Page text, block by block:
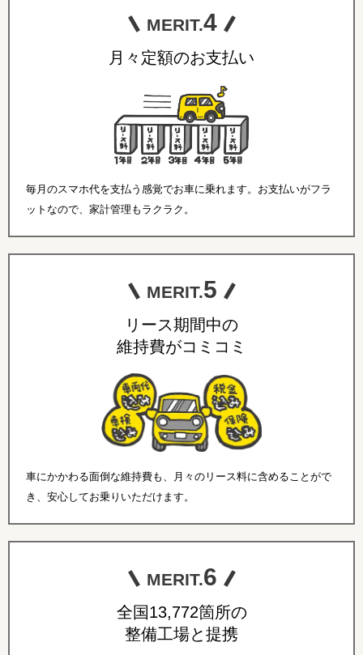
MERIT.4
月々定額のお支払い
毎月のスマホ代を支払う感覚でお車に乗れます。お支払いがフラ
ットなので、家計管理もラクラク。
MERIT.5
リース期間中の
維持費がコミコミ
車にかかわる面倒な維持費も、月々のリース料に含めることがで
き、安心してお乗りいただけます。
MERIT.6
全国13,772箇所の
整備工場と提携